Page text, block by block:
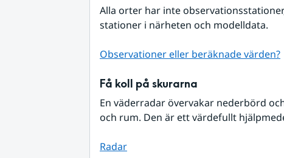
Alla orter har inte
stationer i närheten och modelldata.
Observationer eller beräknade värden?
Få koll på skurarna
En väderradar övervakar nederbörd
och rum. Den är ett värdefullt
Radar